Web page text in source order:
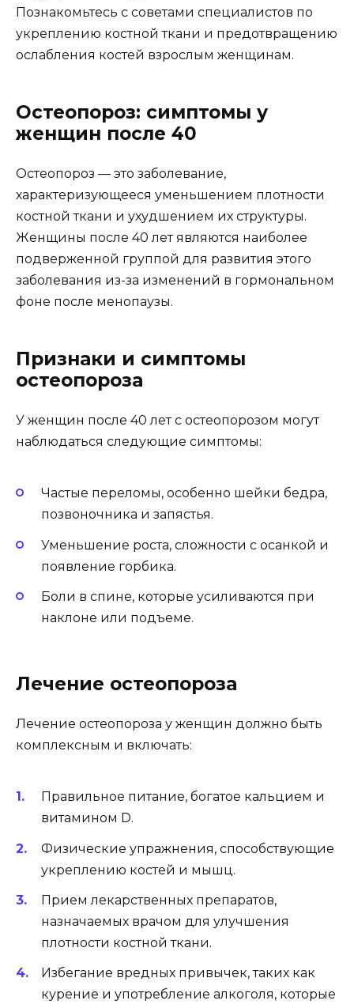
Познакомьтесь с советами специалистов по
укреплению костной ткани и предотвращению
ослабления костей взрослым женщинам.
Остеопороз: симптомы у
женщин после 40
Остеопороз — это заболевание,
характеризующееся уменьшением плотности
костной ткани и ухудшением их структуры.
Женщины после 40 лет являются наиболее
подверженной группой для развития этого
заболевания из-за изменений в гормональном
фоне после менопаузы.
Признаки и симптомы
остеопороза
У женщин после 40 лет с остеопорозом могут
наблюдаться следующие симптомы:
Частые переломы, особенно шейки бедра,
позвоночника и запястья.
Уменьшение роста, сложности с осанкой и
появление горбика.
Боли в спине, которые усиливаются при
наклоне или подъеме.
Лечение остеопороза
Лечение остеопороза у женщин должно быть
комплексным и включать:
Правильное питание, богатое кальцием и
витамином D.
Физические упражнения, способствующие
укреплению костей и мышц.
Прием лекарственных препаратов,
назначаемых врачом для улучшения
плотности костной ткани.
Избегание вредных привычек, таких как
курение и употребление алкоголя, которые